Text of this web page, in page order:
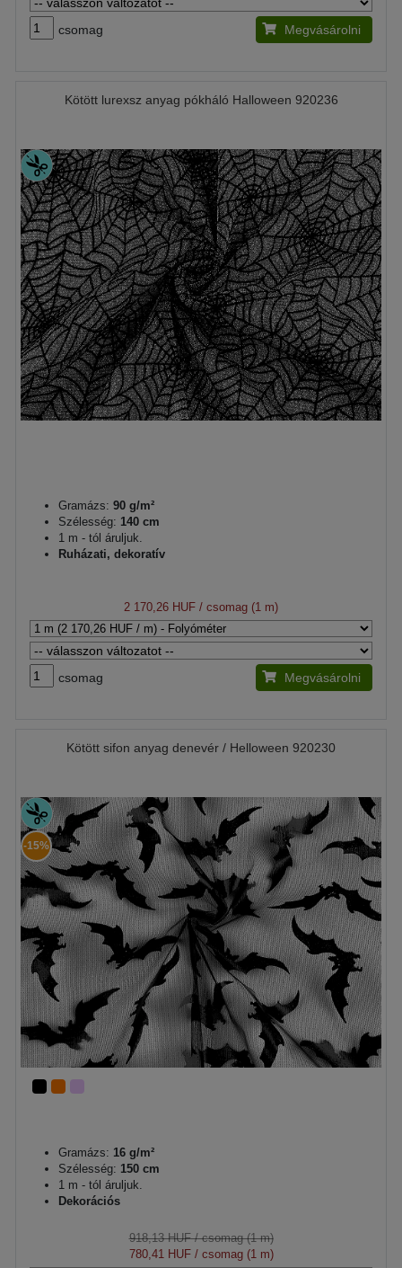
csomag Megvásárolni
Kötött lurexsz anyag pókháló Halloween 920236
Gramázs: 90 g/m²
Szélesség: 140 cm
1 m - tól áruljuk.
Ruházati, dekoratív
2 170,26 HUF / csomag (1 m)
csomag Megvásárolni
Kötött sifon anyag denevér / Helloween 920230
-15%
Gramázs: 16 g/m²
Szélesség: 150 cm
1 m - tól áruljuk.
Dekorációs
918,13 HUF/ csomag (1 m)
780,41 HUF/ csomag (1 m)